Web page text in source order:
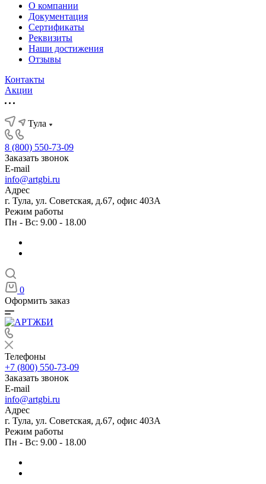
О компании
Документация
Сертификаты
Реквизиты
Наши достижения
Отзывы
Контакты
Акции
Тула
8 (800) 550-73-09
Заказать звонок
E-mail
info@artgbi.ru
Адрес
г. Тула, ул. Советская, д.67, офис 403А
Режим работы
Пн - Вс: 9.00 - 18.00
0
Оформить заказ
Телефоны
+7 (800) 550-73-09
Заказать звонок
E-mail
info@artgbi.ru
Адрес
г. Тула, ул. Советская, д.67, офис 403А
Режим работы
Пн - Вс: 9.00 - 18.00